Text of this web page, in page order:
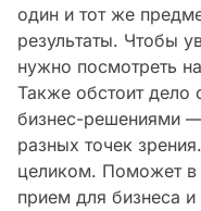
один и тот же
результаты. Чтобы
нужно посмотреть
Также обстоит дело
бизнес-решениями
разных точек
целиком. Поможет
прием для бизнеса